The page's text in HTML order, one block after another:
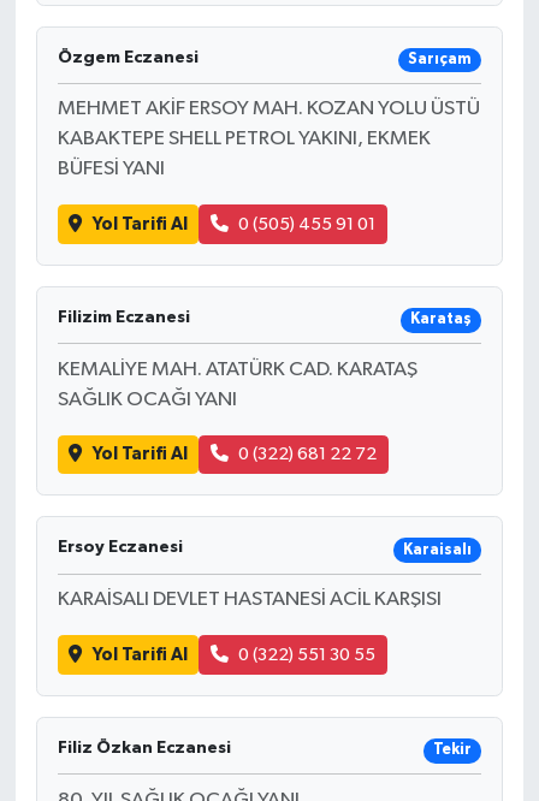
Özgem Eczanesi Sarıçam
MEHMET AKİF ERSOY MAH. KOZAN YOLU ÜSTÜ
KABAKTEPE SHELL PETROL YAKINI, EKMEK
BÜFESİ YANI
Yol Tarifi Al 0 (505) 455 91 01
Filizim Eczanesi Karataş
KEMALİYE MAH. ATATÜRK CAD. KARATAŞ
SAĞLIK OCAĞI YANI
Yol Tarifi Al 0 (322) 681 22 72
Ersoy Eczanesi Karaisalı
KARAİSALI DEVLET HASTANESİ ACİL KARŞISI
Yol Tarifi Al 0 (322) 551 30 55
Filiz Özkan Eczanesi Tekir